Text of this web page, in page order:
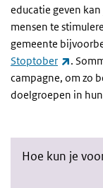
educatie geven
mensen te
gemeente
Stoptober
.
campagne, om zo
doelgroepen in
Hoe kun je